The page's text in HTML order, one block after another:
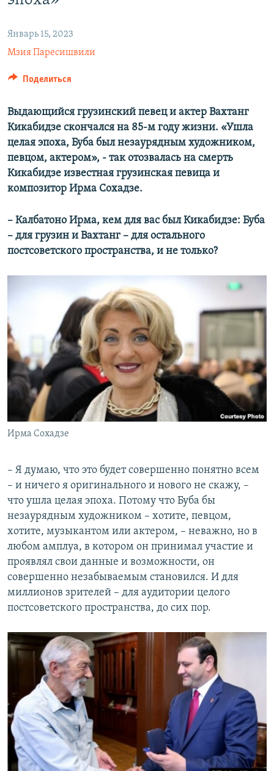
МИР
ГОЛОСА
ЧИТАЕМ ПРЕССУ
Все сайты РСЕ/РС
Январь 15, 2023
Мзия Паресишвили
Поделиться
Выдающийся грузинский певец и актер Вахтанг
Кикабидзе скончался на 85-м году жизни. «Ушла
целая эпоха, Буба был незаурядным художником,
певцом, актером», - так отозвалась на смерть
Кикабидзе известная грузинская певица и
композитор Ирма Сохадзе.
– Калбатоно Ирма, кем для вас был Кикабидзе: Буба
– для грузин и Вахтанг – для остального
постсоветского пространства, и не только?
Ирма Сохадзе
– Я думаю, что это будет совершенно понятно всем
– и ничего я оригинального и нового не скажу, –
что ушла целая эпоха. Потому что Буба бы
незаурядным художником – хотите, певцом,
хотите, музыкантом или актером, – неважно, но в
любом амплуа, в котором он принимал участие и
проявлял свои данные и возможности, он
совершенно незабываемым становился. И для
миллионов зрителей – для аудитории целого
постсоветского пространства, до сих пор.